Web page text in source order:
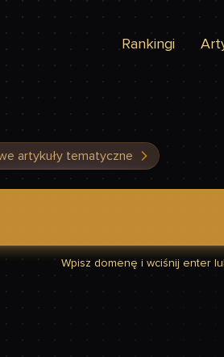
Rankingi
artykuły tematyczne
jest szybka
Wpisz domenę i wciśnij enter